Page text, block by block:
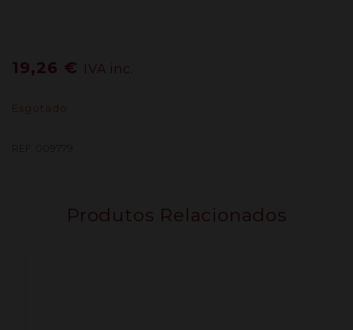
19,26 € IVA inc.
Esgotado
Produtos Relacionados